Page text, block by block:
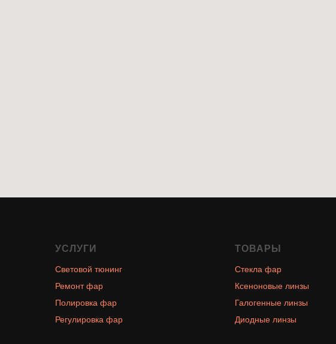
УСЛУГИ
Световой тюнинг
Ремонт фар
Полировка фар
Регулировка фар
ТОВАРЫ
Стекла фар
Ксеноновые линзы
Галогенные линзы
Диодные линзы